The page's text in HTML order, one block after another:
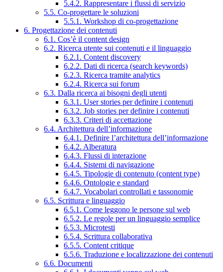
5.4.2. Rappresentare i flussi di servizio
5.5. Co-progettare le soluzioni
5.5.1. Workshop di co-progettazione
6. Progettazione dei contenuti
6.1. Cos’è il content design
6.2. Ricerca utente sui contenuti e il linguaggio
6.2.1. Content discovery
6.2.2. Dati di ricerca (search keywords)
6.2.3. Ricerca tramite analytics
6.2.4. Ricerca sui forum
6.3. Dalla ricerca ai bisogni degli utenti
6.3.1. User stories per definire i contenuti
6.3.2. Job stories per definire i contenuti
6.3.3. Criteri di accettazione
6.4. Architettura dell’informazione
6.4.1. Definire l’architettura dell’informazione
6.4.2. Alberatura
6.4.3. Flussi di interazione
6.4.4. Sistemi di navigazione
6.4.5. Tipologie di contenuto (content type)
6.4.6. Ontologie e standard
6.4.7. Vocabolari controllati e tassonomie
6.5. Scrittura e linguaggio
6.5.1. Come leggono le persone sul web
6.5.2. Le regole per un linguaggio semplice
6.5.3. Microtesti
6.5.4. Scrittura collaborativa
6.5.5. Content critique
6.5.6. Traduzione e localizzazione dei contenuti
6.6. Documenti